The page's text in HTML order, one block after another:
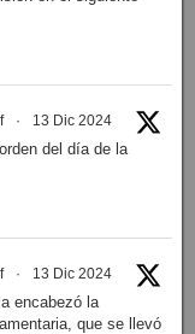
· 13 Dic 2024
del día de la
· 13 Dic 2024
encabezó la
que se llevó